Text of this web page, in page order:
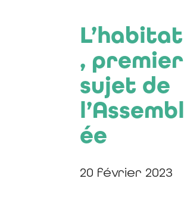
L’habitat
, premier
sujet de
l’Assembl
ée
20 février 2023